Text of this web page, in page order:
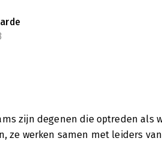
zijn degenen die optreden als
ze werken samen met leiders